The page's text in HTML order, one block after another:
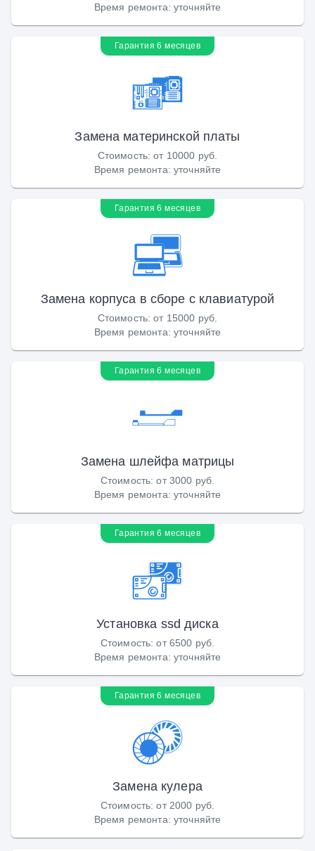
Время ремонта: уточняйте
Гарантия 6 месяцев
Замена материнской платы
Стоимость:от 10000 руб.
Время ремонта: уточняйте
Гарантия 6 месяцев
Замена корпуса в сборе с клавиатурой
Стоимость:от 15000 руб.
Время ремонта: уточняйте
Гарантия 6 месяцев
Замена шлейфа матрицы
Стоимость:от 3000 руб.
Время ремонта: уточняйте
Гарантия 6 месяцев
Установка ssd диска
Стоимость:от 6500 руб.
Время ремонта: уточняйте
Гарантия 6 месяцев
Замена кулера
Стоимость:от 2000 руб.
Время ремонта: уточняйте